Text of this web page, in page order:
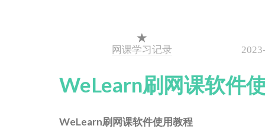
网课学习记录
WeLearn刷网课软件
WeLearn刷网课软件使用教程